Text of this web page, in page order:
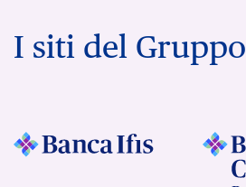
I siti del Gruppo